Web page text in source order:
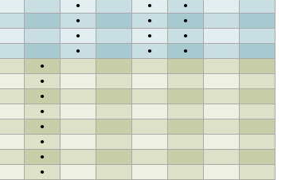
● ●
●
● ●
●
● ●
●
● ● ●
●
●
●
●
●
●
●
●